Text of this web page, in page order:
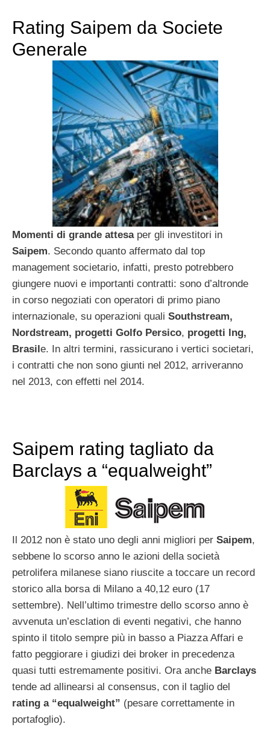
Rating Saipem da Societe
Generale
Momenti di grande attesaper gli investitori in
Saipem. Secondo quanto affermato dal top
management societario, infatti, presto potrebbero
giungere nuovi e importanti contratti: sono d’altronde
in corso negoziati con operatori di primo piano
internazionale, su operazioni quali Southstream,
Nordstream, progetti Golfo Persico, progetti lng,
Brasile. In altri termini, rassicurano i vertici societari,
i contratti che non sono giunti nel 2012, arriveranno
nel 2013, con effetti nel 2014.
Saipem rating tagliato da
Barclays a “equalweight”
Il 2012 non è stato uno degli anni migliori per Saipem,
sebbene lo scorso anno le azioni della società
petrolifera milanese siano riuscite a toccare un record
storico alla borsa di Milano a 40,12 euro (17
settembre). Nell’ultimo trimestre dello scorso anno è
avvenuta un’esclation di eventi negativi, che hanno
spinto il titolo sempre più in basso a Piazza Affari e
fatto peggiorare i giudizi dei broker in precedenza
quasi tutti estremamente positivi. Ora anche Barclays
tende ad allinearsi al consensus, con il taglio del
rating a “equalweight” (pesare correttamente in
portafoglio).